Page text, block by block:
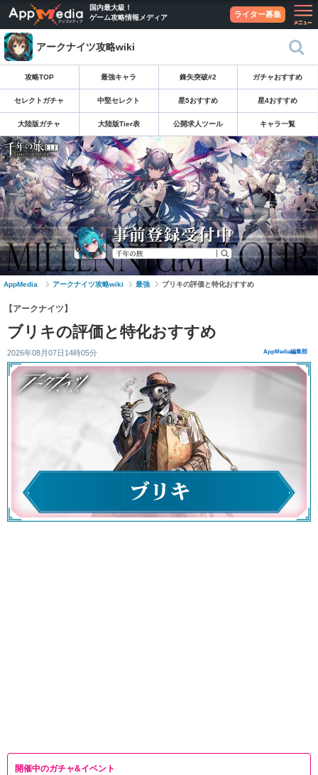
国内最大級！
ゲーム攻略情報メディア
ライター募集
アークナイツ攻略wiki
攻略TOP 最強キャラ 鋒矢突破#2 ガチャおすすめ
セレクトガチャ 中堅セレクト 星5おすすめ 星4おすすめ
大陸版ガチャ 大陸版Tier表 公開求人ツール キャラ一覧
AppMedia アークナイツ攻略wiki 最強 ブリキの評価と特化おすすめ
【アークナイツ】
ブリキの評価と特化おすすめ
2026年08月07日14時05分 AppMedia編集部
開催中のガチャ&イベント